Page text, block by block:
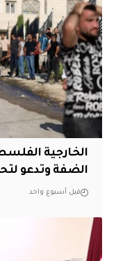
الخارجية
الضفة وتدعو
قبل أسبوع واحد